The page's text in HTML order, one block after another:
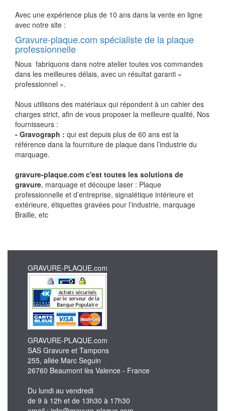
Avec une expérience plus de 10 ans dans la vente en ligne
avec notre site :
Gravure-plaque.com spécialiste de la plaque
professionnelle
Nous fabriquons dans notre atelier toutes vos commandes
dans les meilleures délais, avec un résultat garanti «
professionnel ».
Nous utilisons des matériaux qui répondent à un cahier des
charges strict, afin de vous proposer la meilleure qualité, Nos
fournisseurs :
- Gravograph : qui est depuis plus de 60 ans est la
référence dans la fourniture de plaque dans l’industrie du
marquage.
gravure-plaque.com c'est toutes les solutions de
gravure, marquage et découpe laser : Plaque
professionnelle et d’entreprise, signalétique intérieure et
extérieure, étiquettes gravées pour l’industrie, marquage
Braille, etc
GRAVURE-PLAQUE.com
GRAVURE-PLAQUE.com
SAS Gravure et Tampons
255, allée Marc Seguin
26760 Beaumont lès Valence - France
Du lundi au vendredi
de 9 à 12h et de 13h30 à 17h30